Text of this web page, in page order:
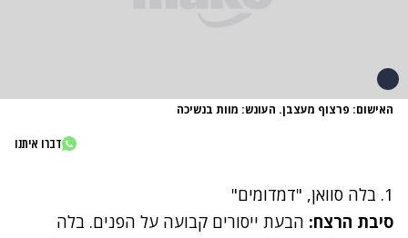
האישום: פרצוף מעצבן. העונש: מוות בנשיכה
דברו איתנו
1. בלה סוואן, "דמדומים"
סיבת הרצח: הבעת ייסורים קבועה על הפנים. בלה